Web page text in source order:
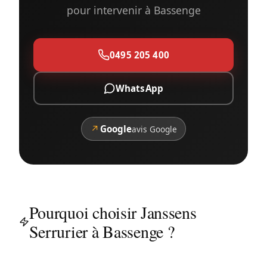
pour intervenir à Bassenge
0495 205 400
WhatsApp
↗ Googleavis Google
Pourquoi choisir Janssens
Serrurier à Bassenge ?